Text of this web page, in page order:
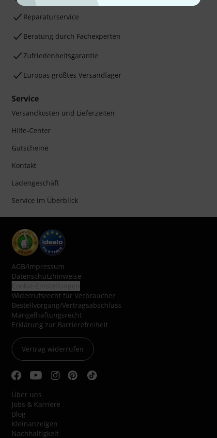
Reparaturservice
Beratung durch Fachexperten
Zufriedenheitsgarantie
Europas größtes Versandlager
Service
Versandkosten und Lieferzeiten
Hilfe-Center
Gutscheine
Kontakt
Ladengeschäft
Service im Überblick
AGB/Impressum
Datenschutzhinweise
Widerrufsrecht für Verbraucher
Bestellvorgang/Vertragsabschluss
Mängelhaftungsrecht
Erklärung zur Barrierefreiheit
Vertrag widerrufen
Über uns
Jobs & Karriere
Blog
Kleinanzeigen
Nachhaltigkeit